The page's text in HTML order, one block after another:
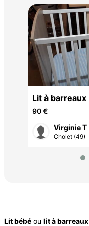
Lit à barreaux
90 €
Virginie T
Cholet (49)
Lit bébé ou lit à barreaux